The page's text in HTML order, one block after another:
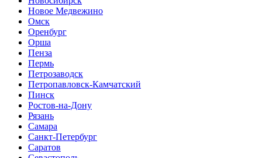
Новое Медвежино
Омск
Оренбург
Орша
Пенза
Пермь
Петрозаводск
Петропавловск-Камчатский
Пинск
Ростов-на-Дону
Рязань
Самара
Санкт-Петербург
Саратов